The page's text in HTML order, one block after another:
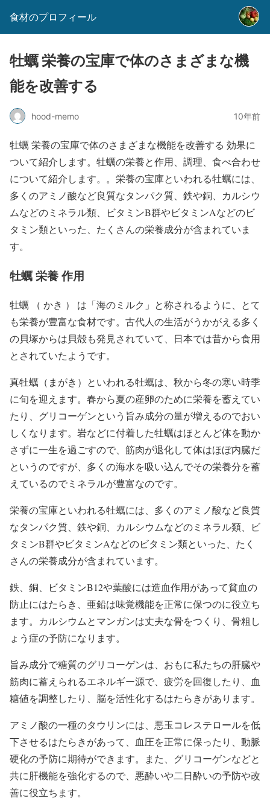
食材のプロフィール
牡蠣 栄養の宝庫で体のさまざまな機
能を改善する
hood-memo 10年前
牡蠣 栄養の宝庫で体のさまざまな機能を改善する 効果に
ついて紹介します。牡蠣の栄養と作用、調理、食べ合わせ
について紹介します。。栄養の宝庫といわれる牡蠣には、
多くのアミノ酸など良質なタンパク質、鉄や銅、カルシウ
ムなどのミネラル類、ビタミンB群やビタミンAなどのビ
タミン類といった、たくさんの栄養成分が含まれていま
す。
牡蠣 栄養 作用
牡蠣 （ かき ） は「海のミルク」と称されるように、とて
も栄養が豊富な食材です。古代人の生活がうかがえる多く
の貝塚からは貝殻も発見されていて、日本では昔から食用
とされていたようです。
真牡蠣（まがき）といわれる牡蠣は、秋から冬の寒い時季
に旬を迎えます。春から夏の産卵のために栄養を蓄えてい
たり、グリコーゲンという旨み成分の量が増えるのでおい
しくなります。岩などに付着した牡蠣はほとんど体を動か
さずに一生を過ごすので、筋肉が退化して体はほぼ内臓だ
というのですが、多くの海水を吸い込んでその栄養分を蓄
えているのでミネラルが豊富なのです。
栄養の宝庫といわれる牡蠣には、多くのアミノ酸など良質
なタンパク質、鉄や銅、カルシウムなどのミネラル類、ビ
タミンB群やビタミンAなどのビタミン類といった、たく
さんの栄養成分が含まれています。
鉄、銅、ビタミンB12や葉酸には造血作用があって貧血の
防止にはたらき、亜鉛は味覚機能を正常に保つのに役立ち
ます。カルシウムとマンガンは丈夫な骨をつくり、骨粗し
ょう症の予防になります。
旨み成分で糖質のグリコーゲンは、おもに私たちの肝臓や
筋肉に蓄えられるエネルギー源で、疲労を回復したり、血
糖値を調整したり、脳を活性化するはたらきがあります。
アミノ酸の一種のタウリンには、悪玉コレステロールを低
下させるはたらきがあって、血圧を正常に保ったり、動脈
硬化の予防に期待ができます。また、グリコーゲンなどと
共に肝機能を強化するので、悪酔いや二日酔いの予防や改
善に役立ちます。